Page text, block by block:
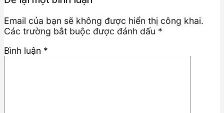
Email của bạn sẽ không được hiển thị công khai.
Các trường bắt buộc được đánh dấu *
Bình luận *